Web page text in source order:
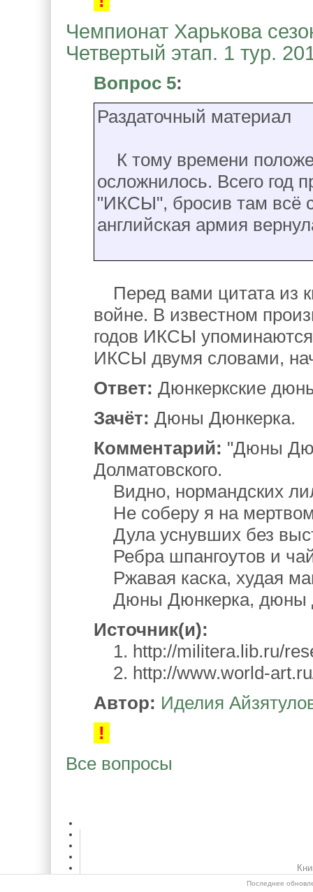
Чемпионат Харькова
Четвертый этап. 1 тур.
Вопрос 5:
Раздаточный материал
К тому времени
осложнилось. Всего год
"ИКСЫ", бросив там всё
английская армия
Перед вами цитата из
войне. В известном
годов ИКСЫ
ИКСЫ двумя словами,
Ответ: Дюнкеркские
Зачёт: Дюны Дюнкерка.
Комментарий: "Дюны
Долматовского.
Видно, нормандских
Не соберу я на
Дула уснувших без
Ребра шпангоутов и
Ржавая каска, худая
Дюны Дюнкерка, дюны
Источник(и):
1. http://militera.lib.ru/
2. http://www.world-
Автор: Иделия
!
Все вопросы
Последнее